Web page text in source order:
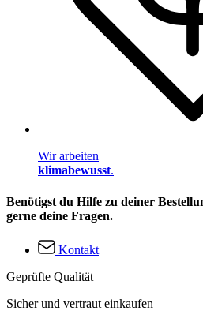
Wir arbeiten
klimabewusst.
Benötigst du Hilfe zu deiner
gerne deine Fragen.
Kontakt
Geprüfte Qualität
Sicher und vertraut einkaufen